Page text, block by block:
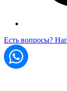
Есть вопросы?